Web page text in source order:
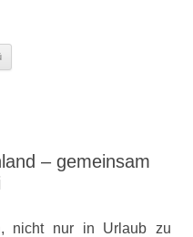
– gemeinsam
nicht nur in Urlaub zu